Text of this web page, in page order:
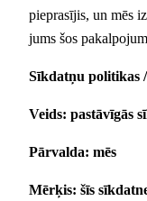
pieprasījis, un mēs
jums šos
Sīkdatņu politikas
Veids: pastāvīgās
Pārvalda: mēs
Mērķis: šīs